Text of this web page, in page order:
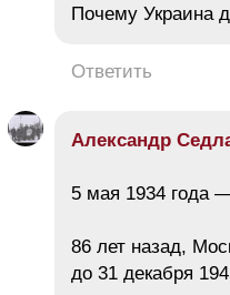
Почему Украина
Ответить
Александр
5 мая 1934 года
86 лет назад,
до 31 декабря